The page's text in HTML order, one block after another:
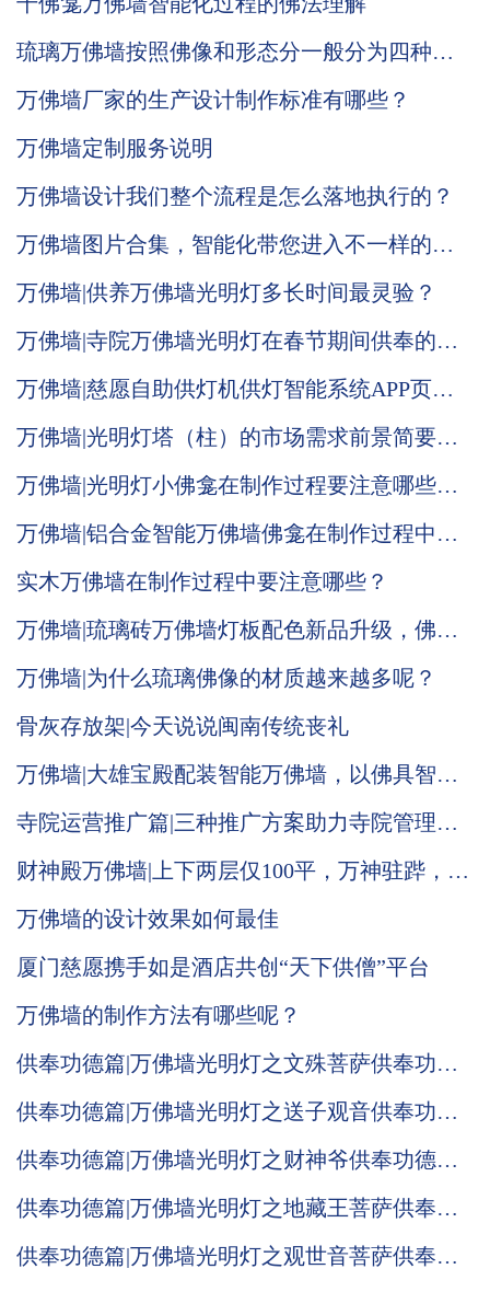
琉璃万佛墙按照佛像和形态分一般分为四种品
万佛墙厂家的生产设计制作标准有哪些？
万佛墙定制服务说明
万佛墙设计我们整个流程是怎么落地执行的？
万佛墙图片合集，智能化带您进入不一样的体
万佛墙|供养万佛墙光明灯多长时间最灵验？
万佛墙|寺院万佛墙光明灯在春节期间供奉的意
万佛墙|慈愿自助供灯机供灯智能系统APP页面
万佛墙|光明灯塔（柱）的市场需求前景简要说
万佛墙|光明灯小佛龛在制作过程要注意哪些问
万佛墙|铝合金智能万佛墙佛龛在制作过程中要
实木万佛墙在制作过程中要注意哪些？
万佛墙|琉璃砖万佛墙灯板配色新品升级，佛光
万佛墙|为什么琉璃佛像的材质越来越多呢？
骨灰存放架|今天说说闽南传统丧礼
万佛墙|大雄宝殿配装智能万佛墙，以佛具智
寺院运营推广篇|三种推广方案助力寺院管理系
财神殿万佛墙|上下两层仅100平，万神驻跸，气
万佛墙的设计效果如何最佳
厦门慈愿携手如是酒店共创“天下供僧”平台
万佛墙的制作方法有哪些呢？
供奉功德篇|万佛墙光明灯之文殊菩萨供奉功德
供奉功德篇|万佛墙光明灯之送子观音供奉功德
供奉功德篇|万佛墙光明灯之财神爷供奉功德意
供奉功德篇|万佛墙光明灯之地藏王菩萨供奉功
供奉功德篇|万佛墙光明灯之观世音菩萨供奉的